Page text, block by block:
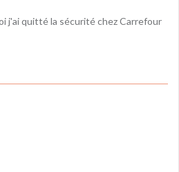
j'ai quitté la sécurité chez Carrefour